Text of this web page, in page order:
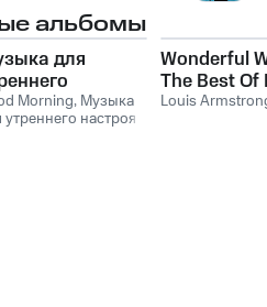
альбомы
для
и
Morning, Музыка
утреннего настроя
Wonderful
The Best Of
Armstrong
Louis